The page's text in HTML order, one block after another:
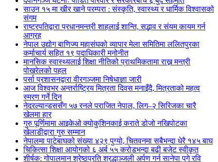
साउन १५ मा खीर खाने परम्परा : संस्कृति, स्वास्थ्य र धार्मिक विश्वासको
संगम
राष्ट्रपतिद्वारा प्रधानमन्त्री शाहलाई शान्ति, सद्भाव र संयम कायम गर्न
आग्रह
नेपाल उद्योग बाणिज्य महासंघको व्यापार मेला समितिमा ललितपुरका
कर्माचार्य सहित १९ पदाधिकारी मनोनीत
मानसिक स्वास्थ्यलाई शिक्षा नीतिको प्राथमिकतामा राख्न मन्त्री
पोखरेलको पहल
पर्सा प्रशासनद्वारा वीरगञ्जमा निषेधाज्ञा जारी
आज विश्वभर अन्तर्राष्ट्रिय मित्रता दिवस मनाइँदै, मित्रताको महत्व
स्मरण गर्ने दिन
नेदरल्यान्ड्ससँग ५७ रनले पराजित नेपाल, लिग–२ सिरिजका चारै
खेलमा हार
गुरु पूर्णिमामा आइकेओ क्योकुशिनकाई कराते डोजो नखिपोटका
खेलाडीद्वारा गुरु सम्मान
नेपालमा पाटेबाघको संख्या ४२९ पुग्यो, चितवनमा सबैभन्दा धेरै १४५ बाघ
चिकित्सा शिक्षा आयोगको ६ अर्ब ५५ करोडभन्दा बढी बजेट स्वीकृत
शीर्षक: गोपालमान श्रेष्ठप्रति श्रद्धाञ्जली अर्पण गर्न सानेपा पुगे रवि